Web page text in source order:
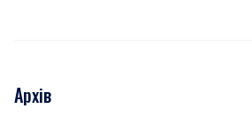
Архів